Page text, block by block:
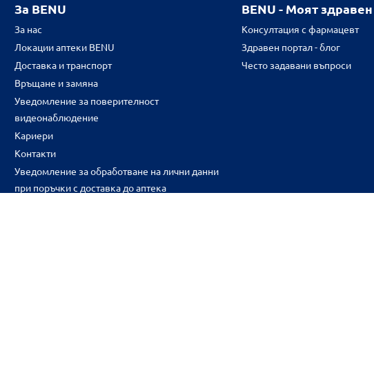
За BENU
За нас
Локации аптеки BENU
Доставка и транспорт
Връщане и замяна
Уведомление за поверителност
видеонаблюдение
Кариери
Контакти
Уведомление за обработване на лични данни
при поръчки с доставка до аптека
BENU - Моят
Консултация с фармацевт
Здравен портал - блог
Често задавани въпроси